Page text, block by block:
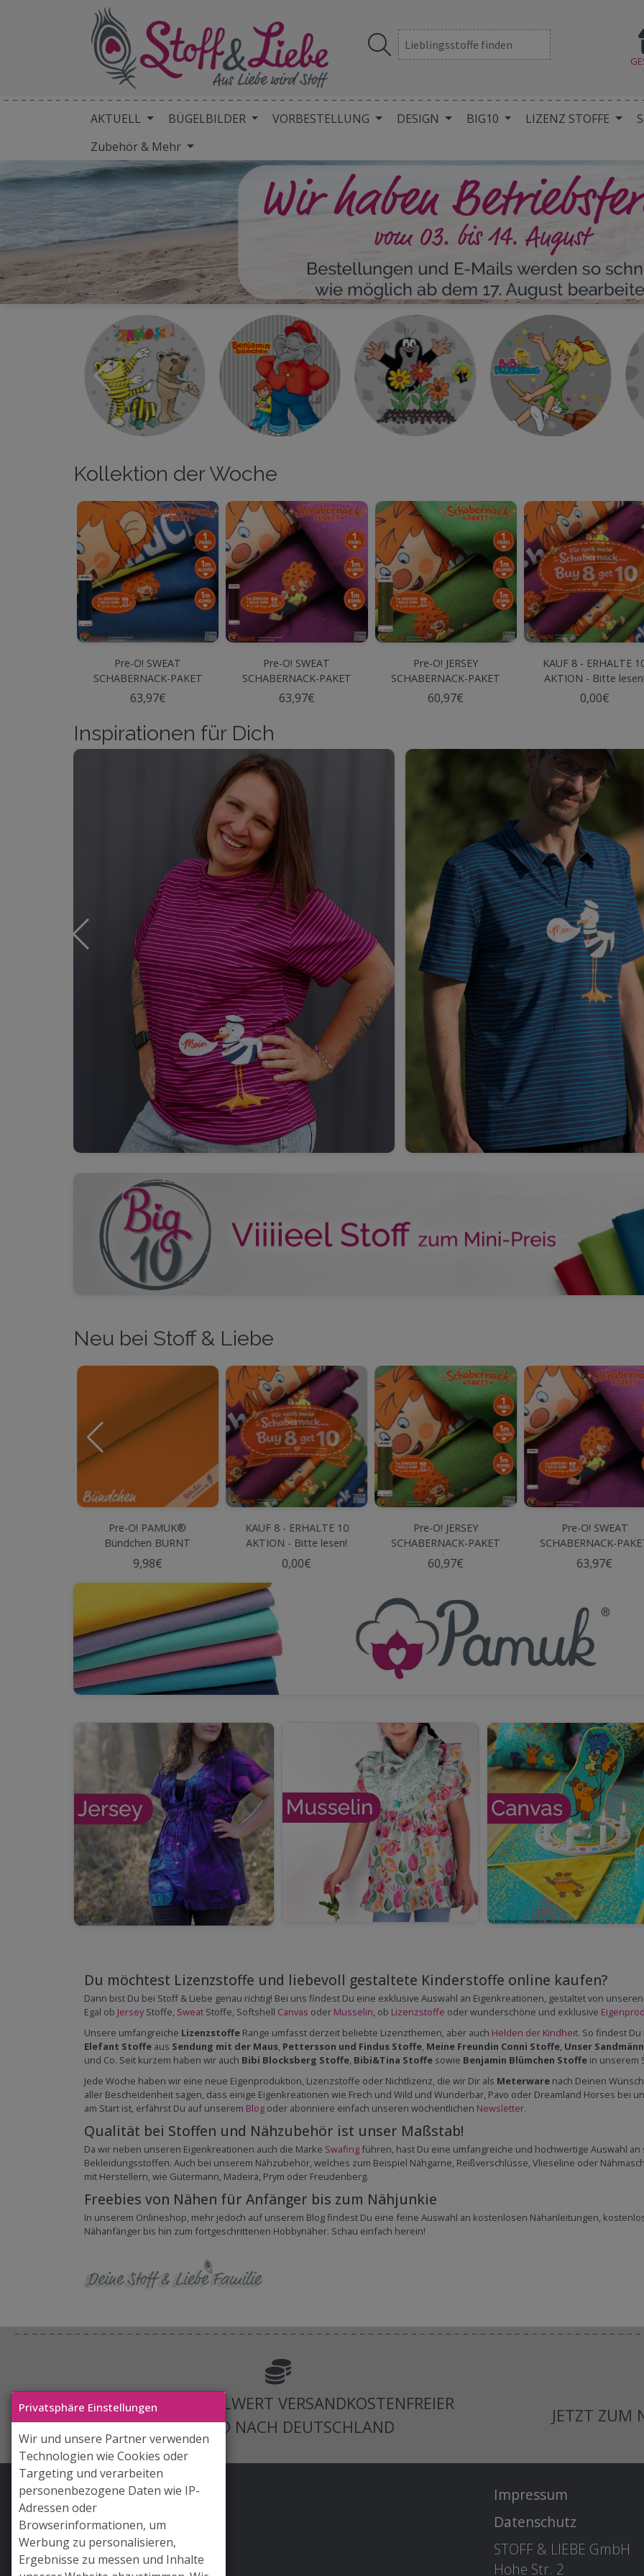
Privatsphäre Einstellungen
Wir und unsere Partner verwenden
Technologien wie Cookies oder
Targeting und verarbeiten
personenbezogene Daten wie IP-
Adressen oder
Browserinformationen, um
Werbung zu personalisieren,
Ergebnisse zu messen und Inhalte
AKTUELL BÜGELBILDER VORBESTELLUNG DESIGN BIG10 LIZENZ STOFFE
Zubehör & Mehr
Kollektion der Woche
Pre-O! SWEAT
SCHABERNACK-PAKET
Marine
63,97€
Pre-O! SWEAT
SCHABERNACK-PAKET
Beere
63,97€
Pre-O! JERSEY
SCHABERNACK-PAKET
Olive
60,97€
KAUF 8 - ERHALTE
AKTION - Bitte lesen!
0,00€
Inspirationen für Dich
Neu bei Stoff & Liebe
KAUF 8 - ERHALTE 10
AKTION - Bitte lesen!
0,00€
Pre-O! JERSEY
SCHABERNACK-PAKET
Olive
60,97€
Pre-O! SWEAT
SCHABERNACK-PAKET
Beere
63,97€
Pre-O! SWEAT
SCHABERNACK-
Marine
63,97€
Du möchtest Lizenzstoffe und liebevoll gestaltete Kinderstoffe online kaufen?
Dann bist Du bei Stoff & Liebe genau richtig! Bei uns findest Du eine exklusive Auswahl an Eigenkreationen, gestaltet von
Egal ob JerseyStoffe, Sweat Stoffe, Softshell Canvas oder Musselin, ob Lizenzstoffe oder wunderschöne und exklusive
Unsere umfangreiche Lizenzstoffe Range umfasst derzeit beliebte Lizenzthemen, aber auch Helden der Kindheit. So findest
Elefant Stoffe aus Sendung mit der Maus, Pettersson und Findus Stoffe, Meine Freundin Conni Stoffe, Unser
und Co. Seit kurzem haben wir auch Bibi Blocksberg Stoffe, Bibi&Tina Stoffe sowie Benjamin Blümchen Stoffe in unserem
Jede Woche haben wir eine neue Eigenproduktion, Lizenzstoffe oder Nichtlizenz, die wir Dir als Meterware nach Deinen
aller Bescheidenheit sagen, dass einige Eigenkreationen wie Frech und Wild und Wunderbar, Pavo oder Dreamland Horses bei
am Start ist, erfährst Du auf unserem Blog oder abonniere einfach unseren wöchentlichen Newsletter.
Qualität bei Stoffen und Nähzubehör ist unser Maßstab!
Da wir neben unseren Eigenkreationen auch die Marke Swafing führen, hast Du eine umfangreiche und hochwertige Auswahl
Bekleidungsstoffen. Auch bei unserem Nähzubehör, welches zum Beispiel Nähgarne, Reißverschlüsse, Vlieseline oder
mit Herstellern, wie Gütermann, Madeira, Prym oder Freudenberg.
Freebies von Nähen für Anfänger bis zum Nähjunkie
In unserem Onlineshop, mehr jedoch auf unserem Blog findest Du eine feine Auswahl an kostenlosen Nähanleitungen,
Nähanfänger bis hin zum fortgeschrittenen Hobbynäher. Schau einfach herein!
AB 125€ BESTELLWERT VERSANDKOSTENFREIER
VERSAND NACH DEUTSCHLAND
JETZT ZUM
Stoff & Liebe App
Hilfe / FAQ
Versand
Impressum
Datenschutz
STOFF & LIEBE GmbH
Hohe Str. 2